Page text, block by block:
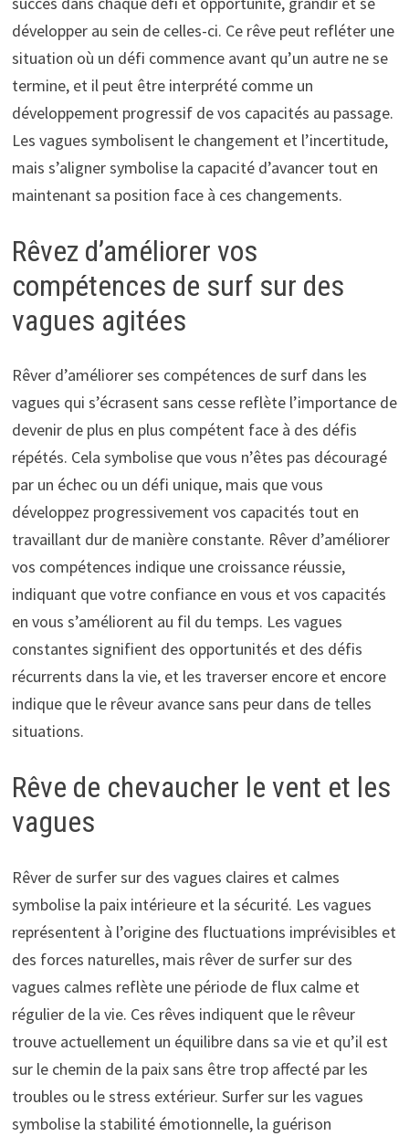
développer au sein de celles-ci. Ce rêve peut refléter une
situation où un défi commence avant qu’un autre ne se
termine, et il peut être interprété comme un
développement progressif de vos capacités au passage.
Les vagues symbolisent le changement et l’incertitude,
mais s’aligner symbolise la capacité d’avancer tout en
maintenant sa position face à ces changements.
Rêvez d’améliorer vos
compétences de surf sur des
vagues agitées
Rêver d’améliorer ses compétences de surf dans les
vagues qui s’écrasent sans cesse reflète l’importance de
devenir de plus en plus compétent face à des défis
répétés. Cela symbolise que vous n’êtes pas découragé
par un échec ou un défi unique, mais que vous
développez progressivement vos capacités tout en
travaillant dur de manière constante. Rêver d’améliorer
vos compétences indique une croissance réussie,
indiquant que votre confiance en vous et vos capacités
en vous s’améliorent au fil du temps. Les vagues
constantes signifient des opportunités et des défis
récurrents dans la vie, et les traverser encore et encore
indique que le rêveur avance sans peur dans de telles
situations.
Rêve de chevaucher le vent et les
vagues
Rêver de surfer sur des vagues claires et calmes
symbolise la paix intérieure et la sécurité. Les vagues
représentent à l’origine des fluctuations imprévisibles et
des forces naturelles, mais rêver de surfer sur des
vagues calmes reflète une période de flux calme et
régulier de la vie. Ces rêves indiquent que le rêveur
trouve actuellement un équilibre dans sa vie et qu’il est
sur le chemin de la paix sans être trop affecté par les
troubles ou le stress extérieur. Surfer sur les vagues
symbolise la stabilité émotionnelle, la guérison